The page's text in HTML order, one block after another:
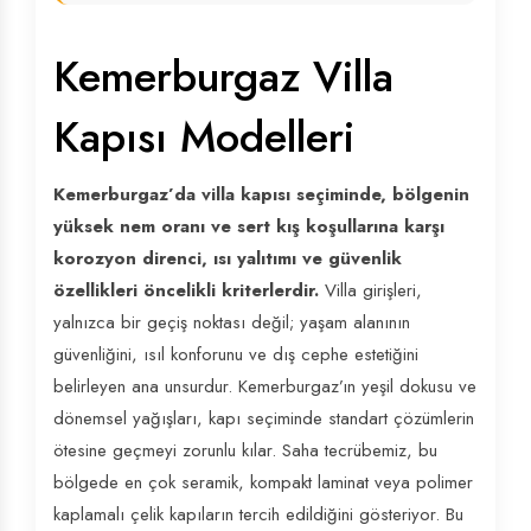
Kemerburgaz Villa
Kapısı Modelleri
Kemerburgaz’da villa kapısı seçiminde, bölgenin
yüksek nem oranı ve sert kış koşullarına karşı
korozyon direnci, ısı yalıtımı ve güvenlik
özellikleri öncelikli kriterlerdir. Villa girişleri,
yalnızca bir geçiş noktası değil; yaşam alanının
güvenliğini, ısıl konforunu ve dış cephe estetiğini
belirleyen ana unsurdur. Kemerburgaz’ın yeşil dokusu ve
dönemsel yağışları, kapı seçiminde standart çözümlerin
ötesine geçmeyi zorunlu kılar. Saha tecrübemiz, bu
bölgede en çok seramik, kompakt laminat veya polimer
kaplamalı çelik kapıların tercih edildiğini gösteriyor. Bu